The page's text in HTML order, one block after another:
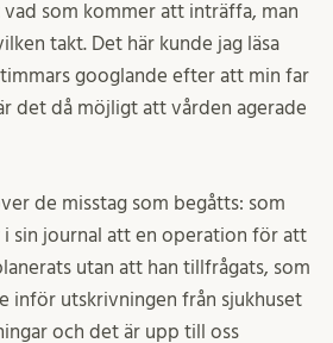
som kommer att inträffa, man
takt. Det här kunde jag läsa
googlande efter att min far
det då möjligt att vården agerade
de misstag som begåtts: som
i sin journal att en operation för att
utan att han tillfrågats, som
inför utskrivningen från sjukhuset
och det är upp till oss